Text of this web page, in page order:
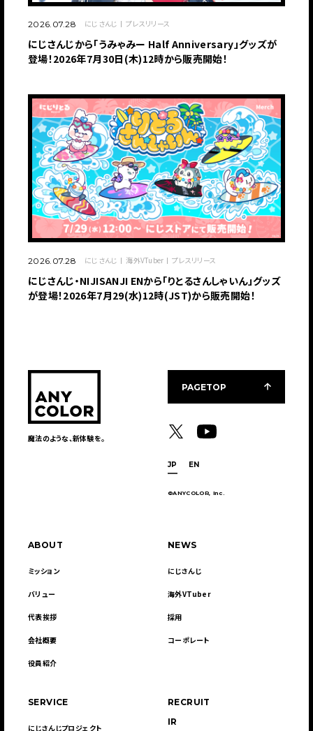
2026.07.28 にじさんじ プレスリリース
にじさんじから「うみゃみー Half Anniversary」グッズが
登場！2026年7月30日(木)12時から販売開始！
2026.07.28 にじさんじ 海外VTuber プレスリリース
にじさんじ・NIJISANJI ENから「りとるさんしゃいん」グッズ
が登場！2026年7月29(水)12時(JST)から販売開始！
魔法のような、新体験を。
JP EN
©ANYCOLOR, Inc.
ABOUT
ミッション
バリュー
代表挨拶
会社概要
役員紹介
NEWS
にじさんじ
海外VTuber
採用
コーポレート
SERVICE
にじさんじプロジェクト
RECRUIT
IR
PAGETOP